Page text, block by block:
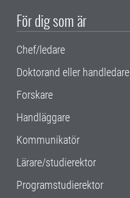
För dig som är
Chef/ledare
Doktorand eller handledare
Forskare
Handläggare
Kommunikatör
Lärare/studierektor
Programstudierektor